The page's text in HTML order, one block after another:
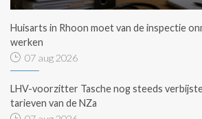
Huisarts in Rhoon moet van de inspectie
werken
07 aug 2026
LHV-voorzitter Tasche nog steeds
tarieven van de NZa